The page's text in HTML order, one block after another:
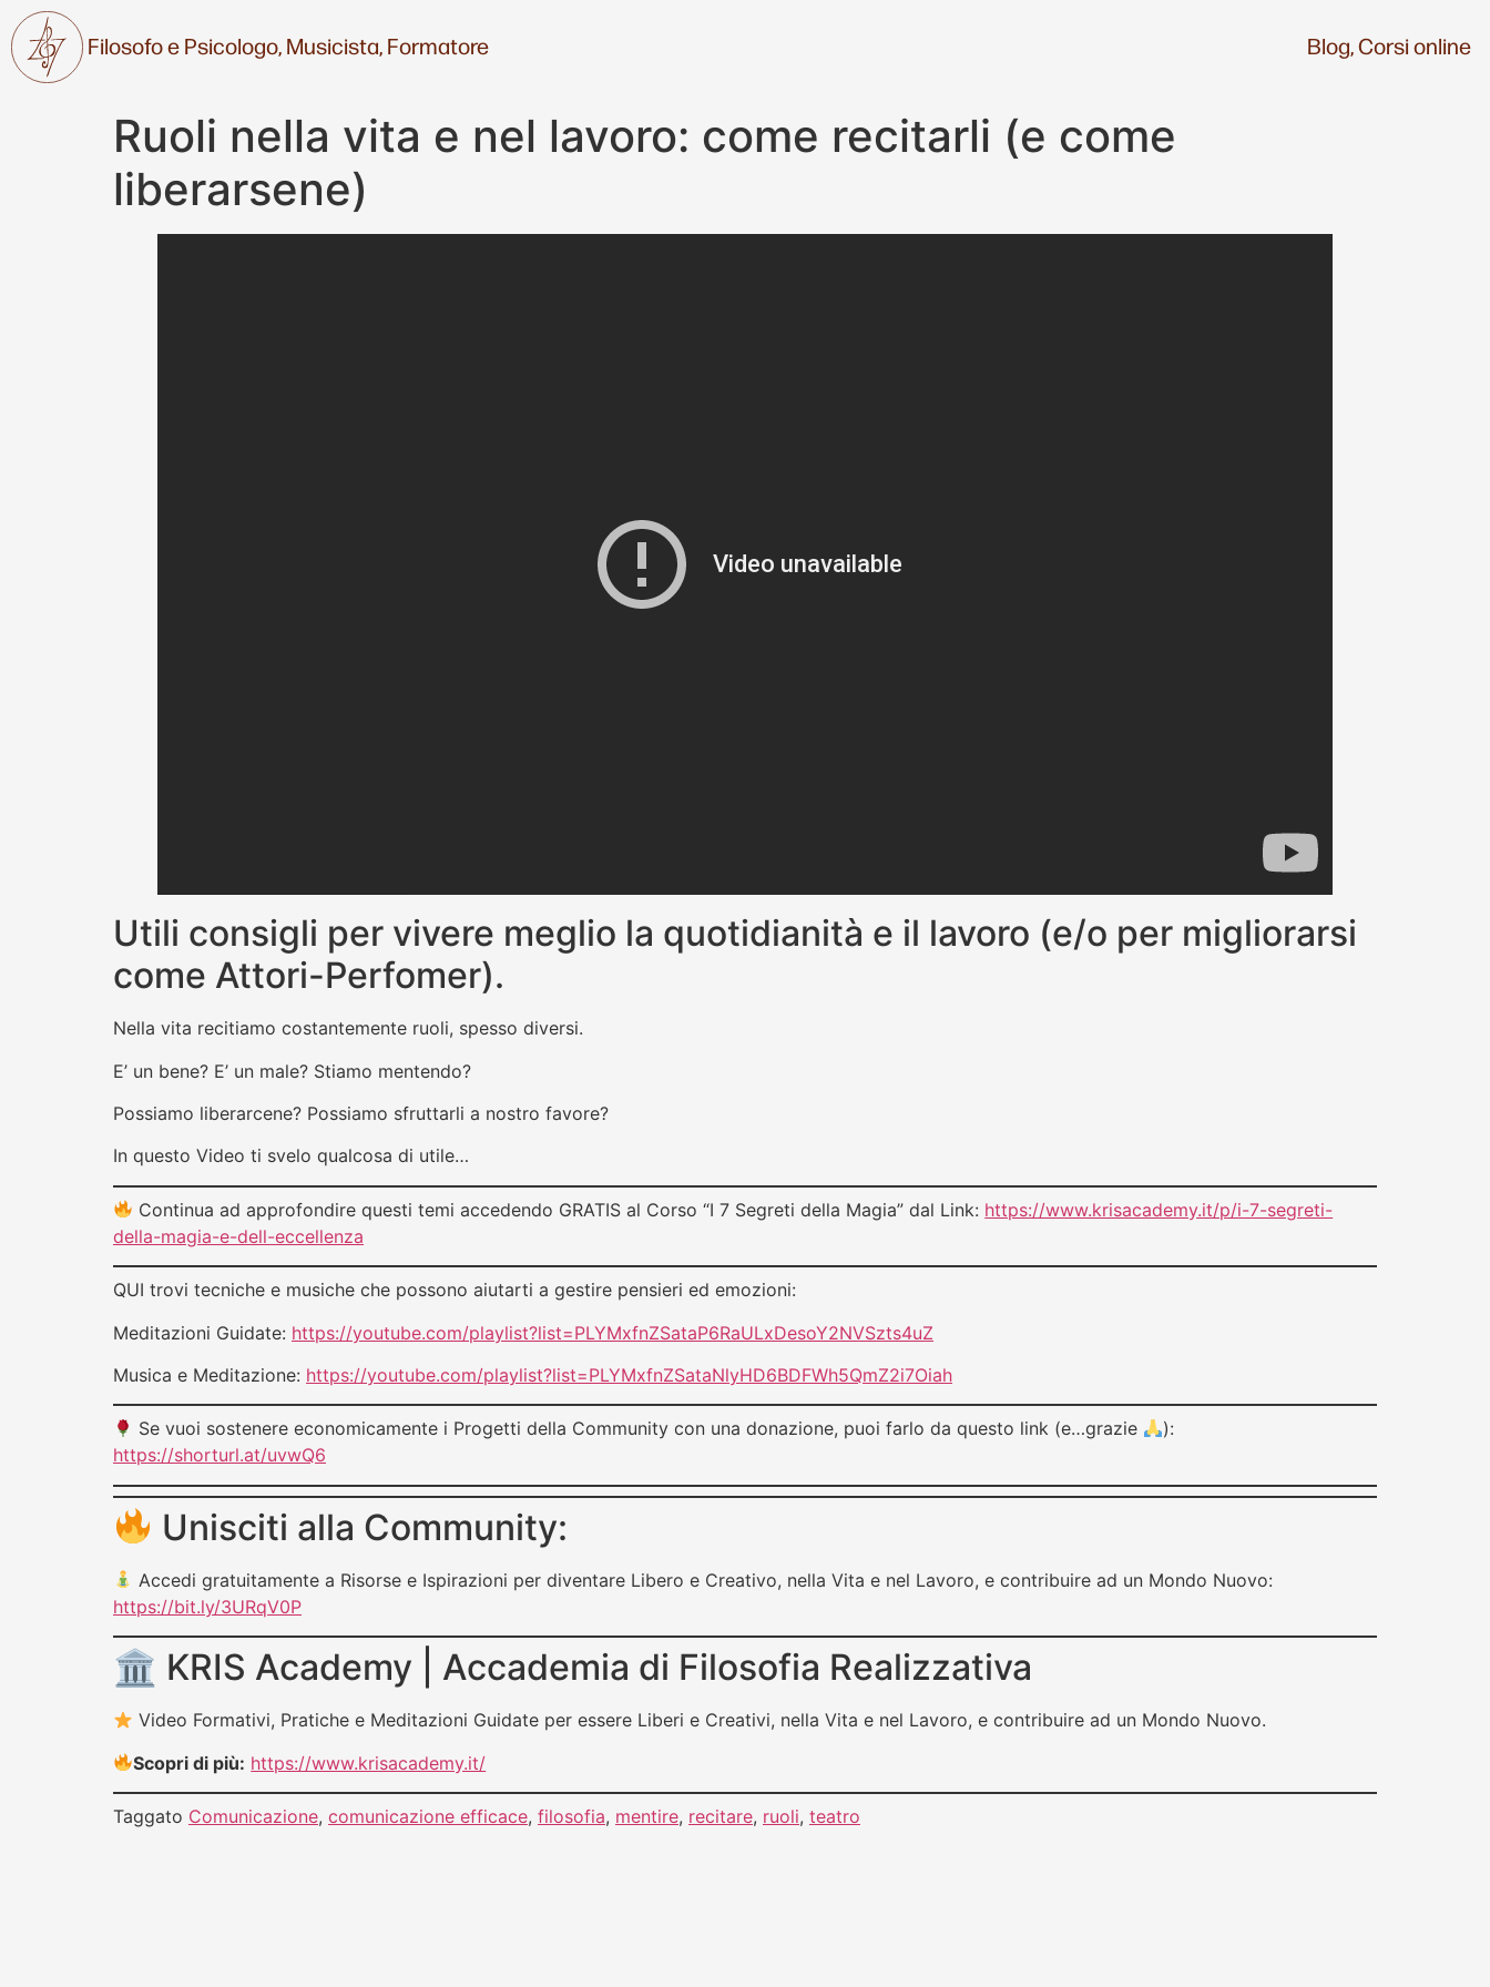
Filosofo e Psicologo,Musicista,Formatore Blog,Corsi online
Ruoli nella vita e nel lavoro: come recitarli (e come
liberarsene)
Utili consigli per vivere meglio la quotidianità e il lavoro (e/o per migliorarsi
come Attori-Perfomer).
Nella vita recitiamo costantemente ruoli, spesso diversi.
E’ un bene? E’ un male? Stiamo mentendo?
Possiamo liberarcene? Possiamo sfruttarli a nostro favore?
In questo Video ti svelo qualcosa di utile…
Continua ad approfondire questi temi accedendo GRATIS al Corso “I 7 Segreti della Magia” dal Link: https://www.krisacademy.it/p/i-7-segreti-
della-magia-e-dell-eccellenza
QUI trovi tecniche e musiche che possono aiutarti a gestire pensieri ed emozioni:
Meditazioni Guidate: https://youtube.com/playlist?list=PLYMxfnZSataP6RaULxDesoY2NVSzts4uZ
Musica e Meditazione: https://youtube.com/playlist?list=PLYMxfnZSataNlyHD6BDFWh5QmZ2i7Oiah
Se vuoi sostenere economicamente i Progetti della Community con una donazione, puoi farlo da questo link (e…grazie
):
https://shorturl.at/uvwQ6
Unisciti alla Community:
Accedi gratuitamente a Risorse e Ispirazioni per diventare Libero e Creativo, nella Vita e nel Lavoro, e contribuire ad un Mondo Nuovo:
https://bit.ly/3URqV0P
🏛 KRIS Academy | Accademia di Filosofia Realizzativa
Video Formativi, Pratiche e Meditazioni Guidate per essere Liberi e Creativi, nella Vita e nel Lavoro, e contribuire ad un Mondo Nuovo.
Scopri di più: https://www.krisacademy.it/
Taggato Comunicazione, comunicazione efficace, filosofia, mentire, recitare, ruoli, teatro